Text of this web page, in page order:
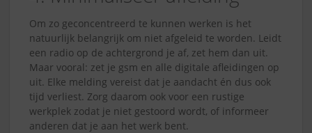
Om zo geconcentreerd te kunnen werken is het
natuurlijk belangrijk om niet afgeleid te worden. Leidt
een radio op de achtergrond je af, zet hem dan uit.
Maar vooral: zet je gsm en alle digitale afleidingen op
uit. Elke melding vereist dat je aandacht én dus ook
tijd verliest. Zorg daarom ook voor een rustige
werkplek zodat je niet gestoord wordt, of informeer
anderen dat je aan het werk bent.